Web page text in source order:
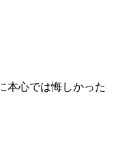
本心では悔しかった